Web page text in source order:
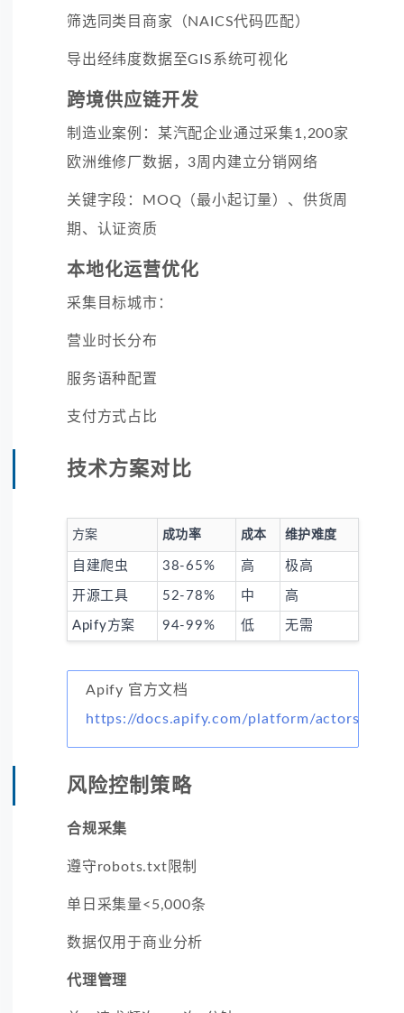
筛选同类目商家（NAICS代码匹配）
导出经纬度数据至GIS系统可视化
跨境供应链开发
制造业案例：某汽配企业通过采集1,200家
欧洲维修厂数据，3周内建立分销网络
关键字段：MOQ（最小起订量）、供货周
期、认证资质
本地化运营优化
采集目标城市：
营业时长分布
服务语种配置
支付方式占比
技术方案对比
方案 成功率 成本 维护难度
自建爬虫 38-65% 高 极高
开源工具 52-78% 中 高
Apify方案 94-99% 低 无需
Apify 官方文档
https://docs.apify.com/platform/actors
风险控制策略
合规采集
遵守robots.txt限制
单日采集量<5,000条
数据仅用于商业分析
代理管理